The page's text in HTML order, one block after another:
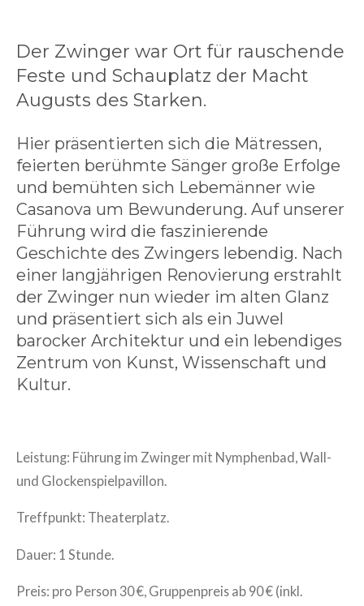
Der Zwinger war Ort für rauschende
Feste und Schauplatz der Macht
Augusts des Starken.
Hier präsentierten sich die Mätressen,
feierten berühmte Sänger große Erfolge
und bemühten sich Lebemänner wie
Casanova um Bewunderung. Auf unserer
Führung wird die faszinierende
Geschichte des Zwingers lebendig. Nach
einer langjährigen Renovierung erstrahlt
der Zwinger nun wieder im alten Glanz
und präsentiert sich als ein Juwel
barocker Architektur und ein lebendiges
Zentrum von Kunst, Wissenschaft und
Kultur.
Leistung: Führung im Zwinger mit Nymphenbad, Wall-
und Glockenspielpavillon.
Treffpunkt: Theaterplatz.
Dauer: 1 Stunde.
Preis: pro Person 30 €, Gruppenpreis ab 90 € (inkl.